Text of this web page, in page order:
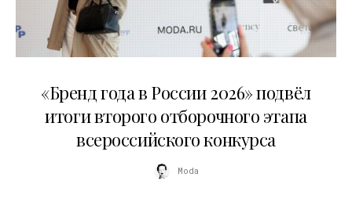
«Бренд года в России 2026» подвёл
итоги второго отборочного этапа
всероссийского конкурса
Moda